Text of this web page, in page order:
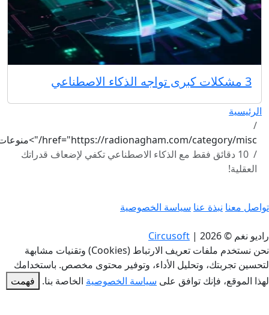
3 مشكلات كبرى تواجه الذكاء الاصطناعي
الرئيسية
href="https://radionagham.com/category/misc/">منوعات
10 دقائق فقط مع الذكاء الاصطناعي تكفي لإضعاف قدراتك
العقلية!
معنا نبذة عنا سياسة الخصوصية
نغم © 2026 |
Circusoft
نحن نستخدم ملفات تعريف الارتباط (Cookies) وتقنيات مشابهة
تجربتك، وتحليل الأداء، وتوفير محتوى مخصص. باستخدامك
الموقع، فإنك توافق على سياسة الخصوصيةالخاصة بنا. فهمت